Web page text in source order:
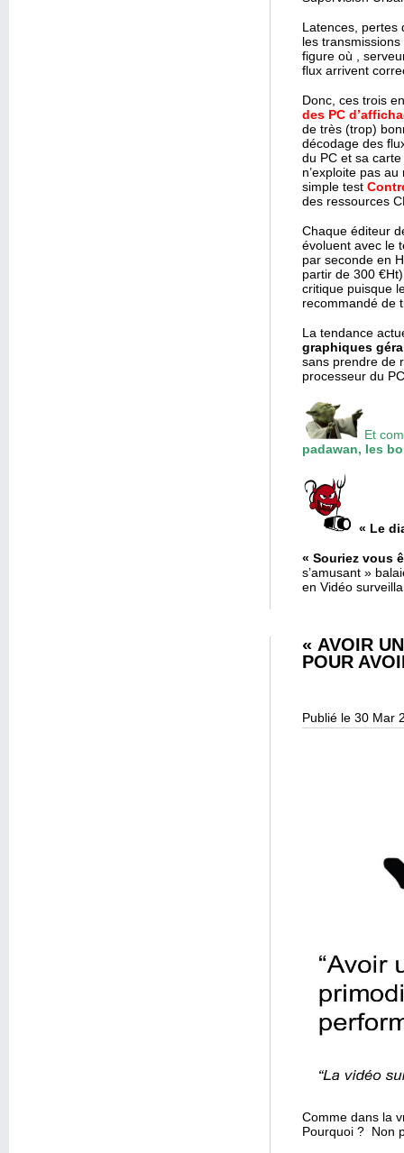
Latences, pertes
les
figure où ,
flux arrivent
Donc, ces trois
des PC
de très (trop)
décodage des
du PC et sa
n’exploite pas
simple test
des ressources
Chaque éditeur
évoluent avec le
par seconde en
partir de 300
critique puisque
recommandé de
La tendance
graphiques
sans prendre de
processeur du
Et
padawan, les
« Le
« Souriez vous
s’amusant »
en Vidéo
« AVOIR
POUR
Publié le 30 Mar
Comme dans la
Pourquoi ? Non